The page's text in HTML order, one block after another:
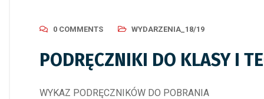
0 COMMENTS WYDARZENIA_18/19
PODRĘCZNIKI DO KLASY I
WYKAZ PODRĘCZNIKÓW DO POBRANIA